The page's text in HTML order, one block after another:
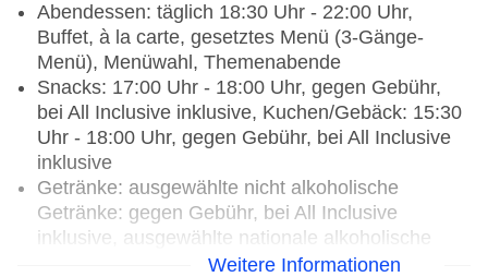
Abendessen: täglich 18:30 Uhr - 22:00 Uhr,
Buffet, à la carte, gesetztes Menü (3-Gänge-
Menü), Menüwahl, Themenabende
Snacks: 17:00 Uhr - 18:00 Uhr, gegen Gebühr,
bei All Inclusive inklusive, Kuchen/Gebäck: 15:30
Uhr - 18:00 Uhr, gegen Gebühr, bei All Inclusive
inklusive
Getränke: ausgewählte nicht alkoholische
Getränke: gegen Gebühr, bei All Inclusive
inklusive, ausgewählte nationale alkoholische
Getränke: gegen Gebühr, bei All Inclusive
Weitere Informationen